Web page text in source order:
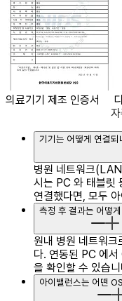
의료기기 제조 인증서
기기는 어떻게 연결
병원 네트워크
시는 PC 와 태블릿
연결했다면, 모두
측정 후 결과는 어떻
원내 병원 네트워크
다. 연동된 PC 에
을 확인할 수 있습
아이밸런스는 어떤